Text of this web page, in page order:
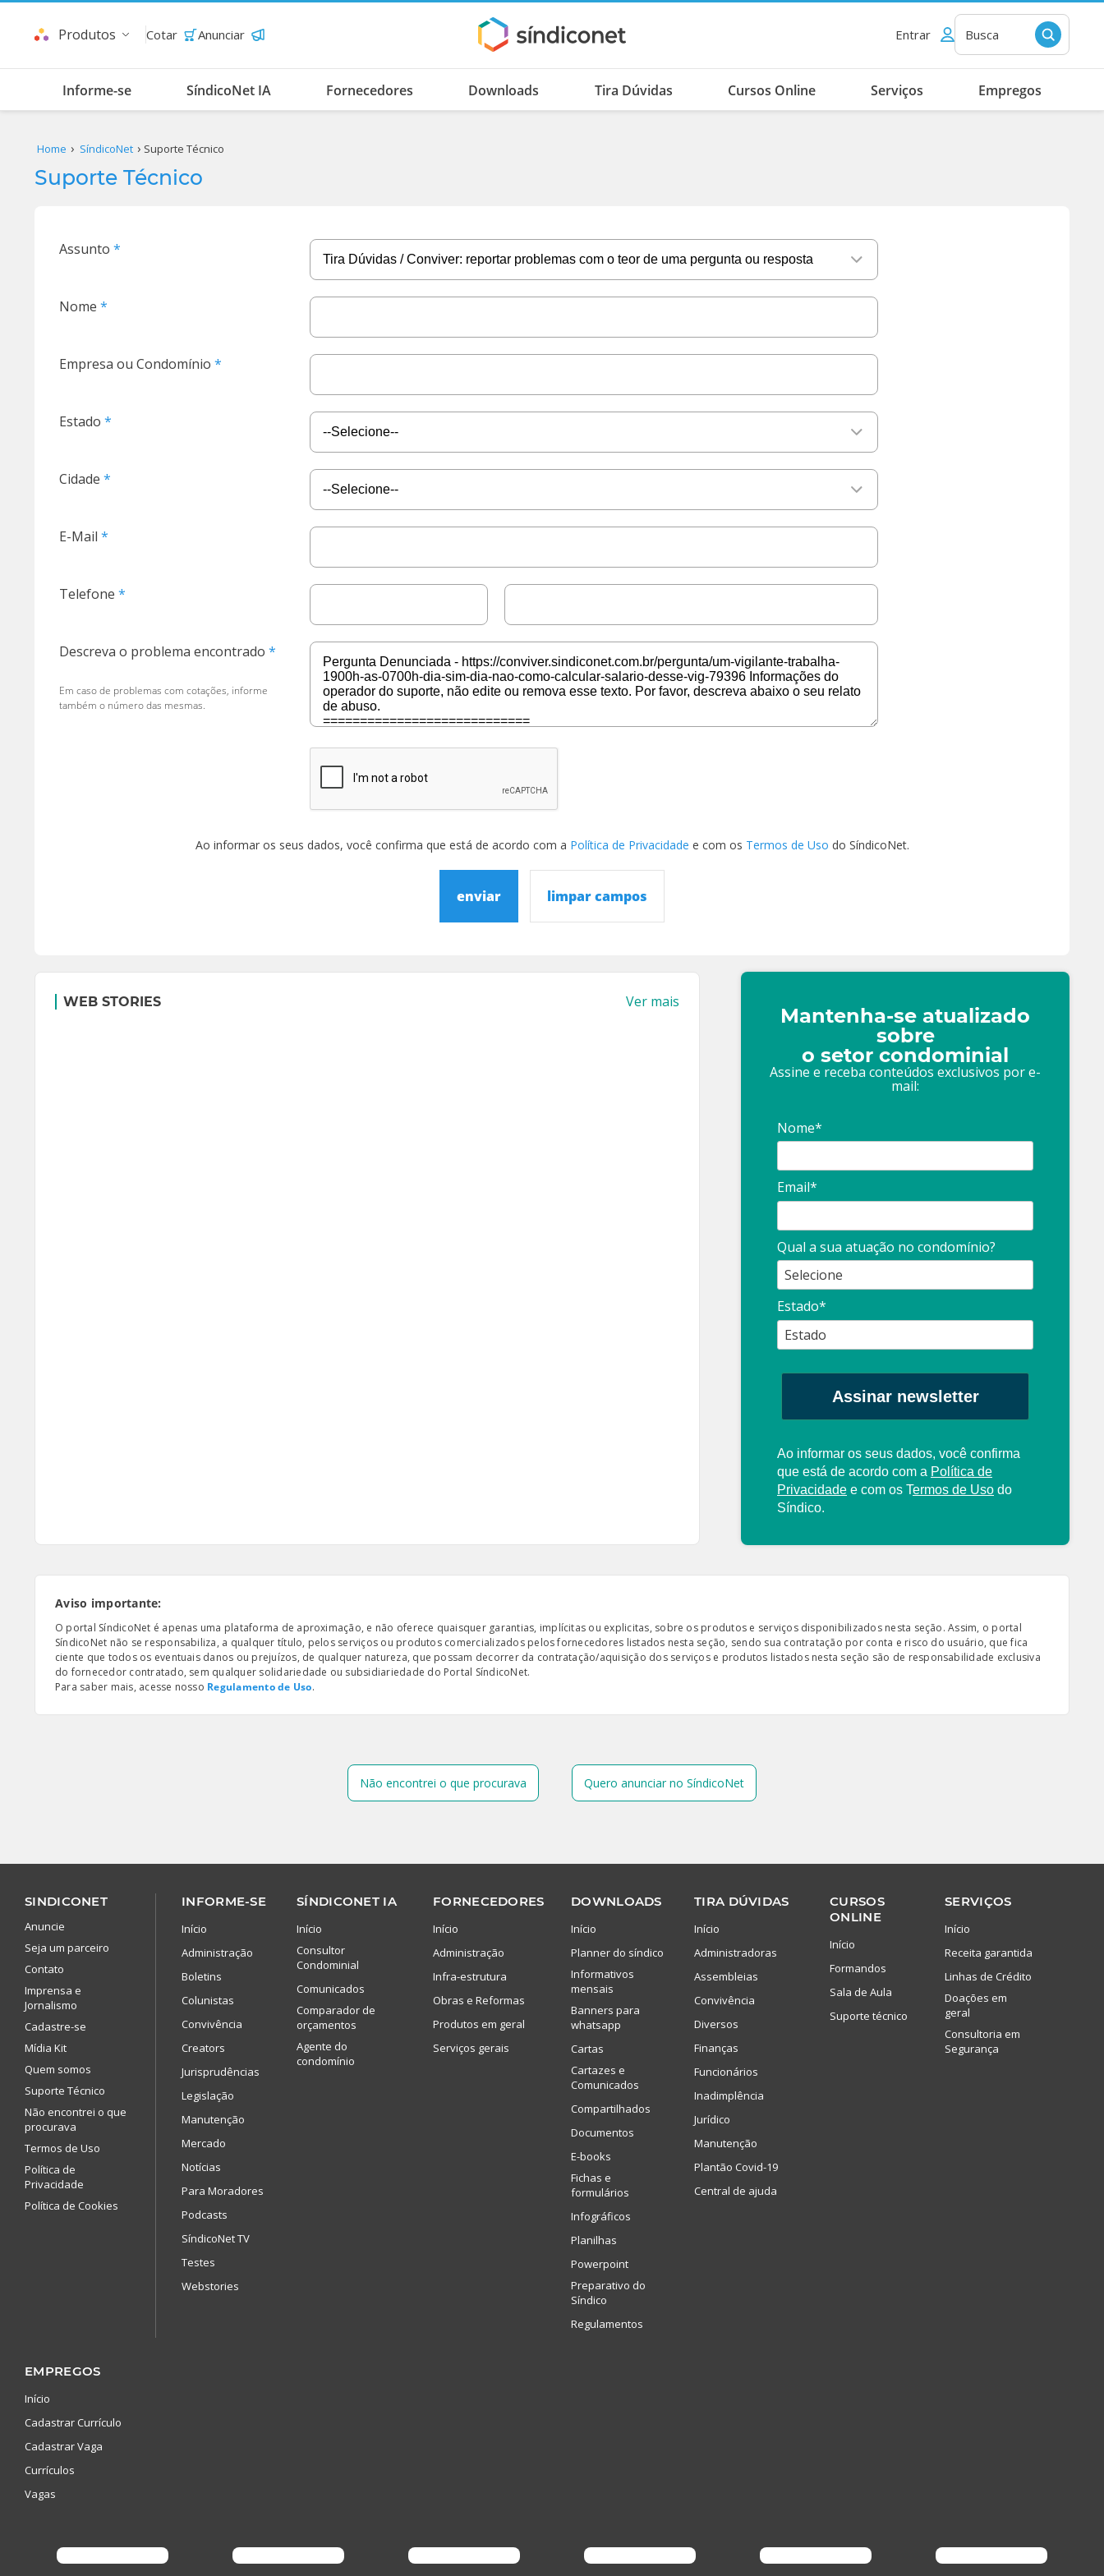
Produtos Cotar Anunciar Entrar Busca
Informe-se SíndicoNet IA Fornecedores Downloads Tira Dúvidas Cursos Online Serviços Empregos
Home SíndicoNet Suporte Técnico
Suporte Técnico
Assunto
Nome
Empresa ou Condomínio
Estado
Cidade
E-Mail
Telefone
Descreva o problema encontrado
Em caso de problemas com cotações, informe
também o número das mesmas.
Ao informar os seus dados, você confirma que está de acordo com a Política de Privacidade e com os Termos de Uso do SíndicoNet.
enviar limpar campos
WEB STORIES Ver mais
Mantenha-se atualizado
sobre
o setor condominial
Assine e receba conteúdos exclusivos por e-
mail:
Nome*
Email*
Qual a sua atuação no condomínio?
Estado*
Assinar newsletter
Ao informar os seus dados, você confirma
que está de acordo com a Política de
Privacidade e com os Termos de Uso do
Síndico.
Aviso importante:
O portal SíndicoNet é apenas uma plataforma de aproximação, e não oferece quaisquer garantias, implícitas ou explicitas, sobre os produtos e serviços disponibilizados nesta seção. Assim, o portal
SíndicoNet não se responsabiliza, a qualquer título, pelos serviços ou produtos comercializados pelos fornecedores listados nesta seção, sendo sua contratação por conta e risco do usuário, que fica
ciente que todos os eventuais danos ou prejuízos, de qualquer natureza, que possam decorrer da contratação/aquisição dos serviços e produtos listados nesta seção são de responsabilidade exclusiva
do fornecedor contratado, sem qualquer solidariedade ou subsidiariedade do Portal SíndicoNet.
Para saber mais, acesse nosso Regulamento de Uso.
Não encontrei o que procurava Quero anunciar no SíndicoNet
SINDICONET
Anuncie
Seja um parceiro
Contato
Imprensa e
Jornalismo
Cadastre-se
Mídia Kit
Quem somos
Suporte Técnico
Não encontrei o que
procurava
Termos de Uso
Política de
Privacidade
Política de Cookies
INFORME-SE
Início
Administração
Boletins
Colunistas
Convivência
Creators
Jurisprudências
Legislação
Manutenção
Mercado
Notícias
Para Moradores
Podcasts
SíndicoNet TV
Testes
Webstories
SÍNDICONET IA
Início
Consultor
Condominial
Comunicados
Comparador de
orçamentos
Agente do
condomínio
FORNECEDORES
Início
Administração
Infra-estrutura
Obras e Reformas
Produtos em geral
Serviços gerais
DOWNLOADS
Início
Planner do síndico
Informativos
mensais
Banners para
whatsapp
Cartas
Cartazes e
Comunicados
Compartilhados
Documentos
E-books
Fichas e
formulários
Infográficos
Planilhas
Powerpoint
Preparativo do
Síndico
Regulamentos
TIRA DÚVIDAS
Início
Administradoras
Assembleias
Convivência
Diversos
Finanças
Funcionários
Inadimplência
Jurídico
Manutenção
Plantão Covid-19
Central de ajuda
CURSOS
ONLINE
Início
Formandos
Sala de Aula
Suporte técnico
SERVIÇOS
Início
Receita garantida
Linhas de Crédito
Doações em
geral
Consultoria em
Segurança
EMPREGOS
Início
Cadastrar Currículo
Cadastrar Vaga
Currículos
Vagas